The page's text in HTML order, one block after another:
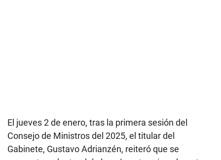
El jueves 2 de enero, tras la primera sesión del
Consejo de Ministros del 2025, el titular del
Gabinete, Gustavo Adrianzén, reiteró que se